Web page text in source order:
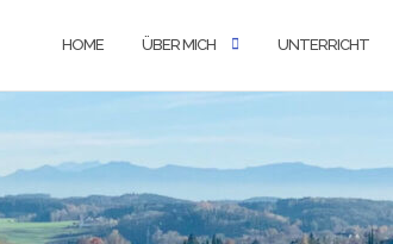
HOME ÜBER MICH UNTERRICHT